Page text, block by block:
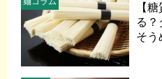
【
る？
そう